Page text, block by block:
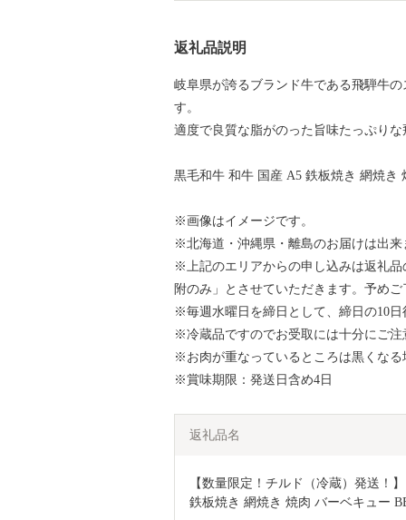
返礼品説明
岐阜県が誇るブランド牛である飛騨牛
す。
適度で良質な脂がのった旨味たっぷり
黒毛和牛 和牛 国産 A5 鉄板焼き 網焼き
※画像はイメージです。
※北海道・沖縄県・離島のお届けは出来
※上記のエリアからの申し込みは返礼
附のみ」とさせていただきます。予め
※毎週水曜日を締日として、締日の10
※冷蔵品ですのでお受取には十分にご注
※お肉が重なっているところは黒くな
※賞味期限：発送日含め4日
返礼品名
【数量限定！チルド（冷蔵）発送！
鉄板焼き 網焼き 焼肉 バーベキュー